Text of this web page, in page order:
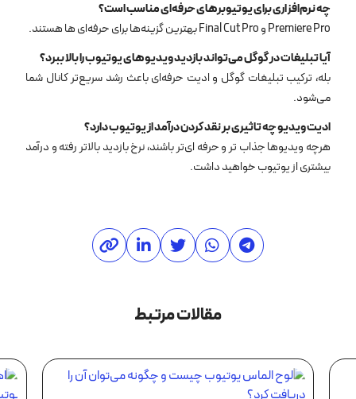
چه نرم‌افزاری برای یوتیوبرهای حرفه‌ای مناسب است؟
Premiere Pro و Final Cut Pro بهترین گزینه‌ها برای حرفه‌ای ‌ها هستند.
آیا تبلیغات در گوگل می‌تواند بازدید ویدیوهای یوتیوب را بالا ببرد؟
بله، ترکیب تبلیغات گوگل و ادیت حرفه‌ای باعث رشد سریع‌تر کانال شما
می‌شود.
ادیت ویدیو چه تاثیری بر نقد کردن درآمد از یوتیوب دارد؟
هرچه ویدیوها جذاب ‌تر و حرفه ‌ای‌تر باشند، نرخ بازدید بالاتر رفته و درآمد
بیشتری از یوتیوب خواهید داشت.
مقالات مرتبط